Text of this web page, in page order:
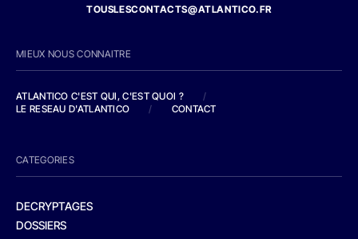
TOUSLESCONTACTS@ATLANTICO.FR
MIEUX NOUS CONNAITRE
ATLANTICO C'EST QUI, C'EST QUOI ?
/
LE RESEAU D'ATLANTICO
/ CONTACT
CATEGORIES
DECRYPTAGES
DOSSIERS